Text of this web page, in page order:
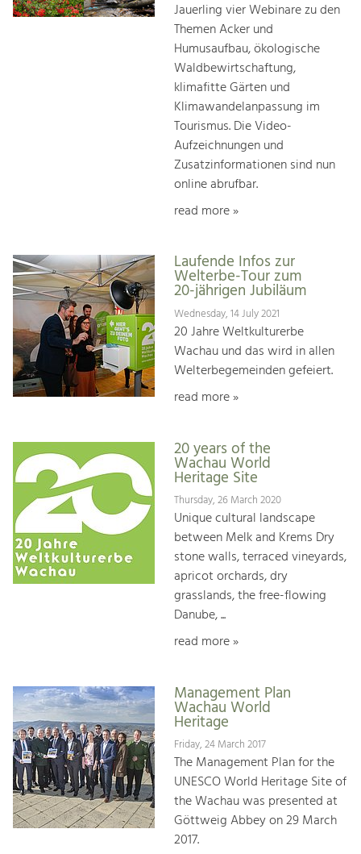
Jauerling vier Webinare zu den
Themen Acker und
Humusaufbau, ökologische
Waldbewirtschaftung,
klimafitte Gärten und
Klimawandelanpassung im
Tourismus. Die Video-
Aufzeichnungen und
Zusatzinformationen sind nun
online abrufbar.
read more »
Laufende Infos zur
Welterbe-Tour zum
20-jährigen Jubiläum
Wednesday, 14 July 2021
20 Jahre Weltkulturerbe
Wachau und das wird in allen
Welterbegemeinden gefeiert.
read more »
20 years of the
Wachau World
Heritage Site
Thursday, 26 March 2020
Unique cultural landscape
between Melk and Krems Dry
stone walls, terraced vineyards,
apricot orchards, dry
grasslands, the free-flowing
Danube, ...
read more »
Management Plan
Wachau World
Heritage
Friday, 24 March 2017
The Management Plan for the
UNESCO World Heritage Site of
the Wachau was presented at
Göttweig Abbey on 29 March
2017.